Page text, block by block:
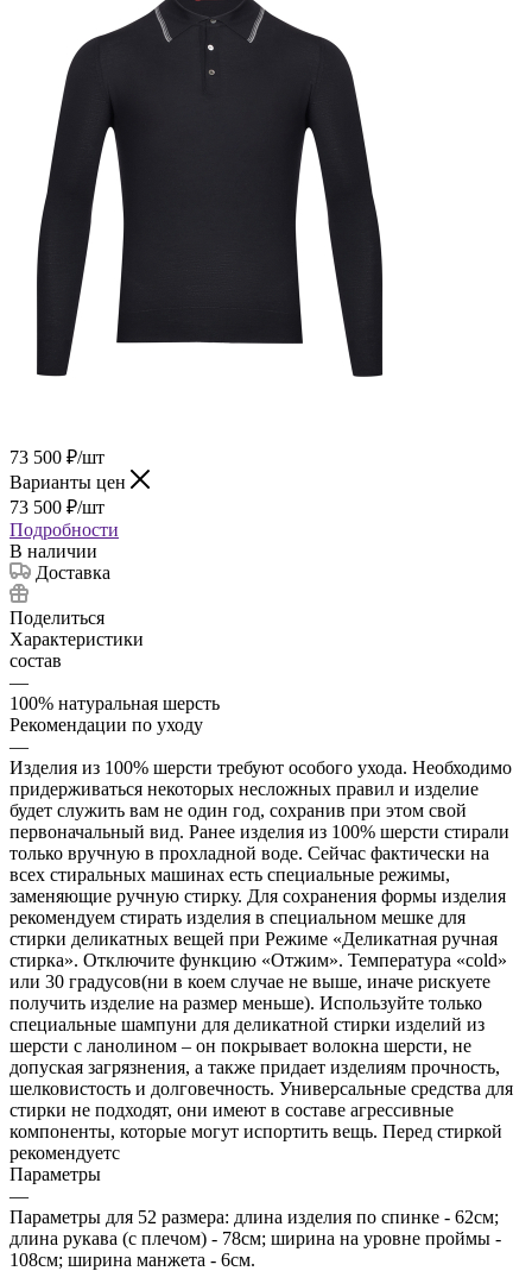
73 500 ₽/шт
Варианты цен
73 500 ₽/шт
Подробности
В наличии
Доставка
Поделиться
Характеристики
состав
—
100% натуральная шерсть
Рекомендации по уходу
—
Изделия из 100% шерсти требуют особого ухода. Необходимо
придерживаться некоторых несложных правил и изделие
будет служить вам не один год, сохранив при этом свой
первоначальный вид. Ранее изделия из 100% шерсти стирали
только вручную в прохладной воде. Сейчас фактически на
всех стиральных машинах есть специальные режимы,
заменяющие ручную стирку. Для сохранения формы изделия
рекомендуем стирать изделия в специальном мешке для
стирки деликатных вещей при Режиме «Деликатная ручная
стирка». Отключите функцию «Отжим». Температура «cold»
или 30 градусов(ни в коем случае не выше, иначе рискуете
получить изделие на размер меньше). Используйте только
специальные шампуни для деликатной стирки изделий из
шерсти с ланолином – он покрывает волокна шерсти, не
допуская загрязнения, а также придает изделиям прочность,
шелковистость и долговечность. Универсальные средства для
стирки не подходят, они имеют в составе агрессивные
компоненты, которые могут испортить вещь. Перед стиркой
рекомендуетс
Параметры
—
Параметры для 52 размера: длина изделия по спинке - 62см;
длина рукава (с плечом) - 78см; ширина на уровне проймы -
108см; ширина манжета - 6см.